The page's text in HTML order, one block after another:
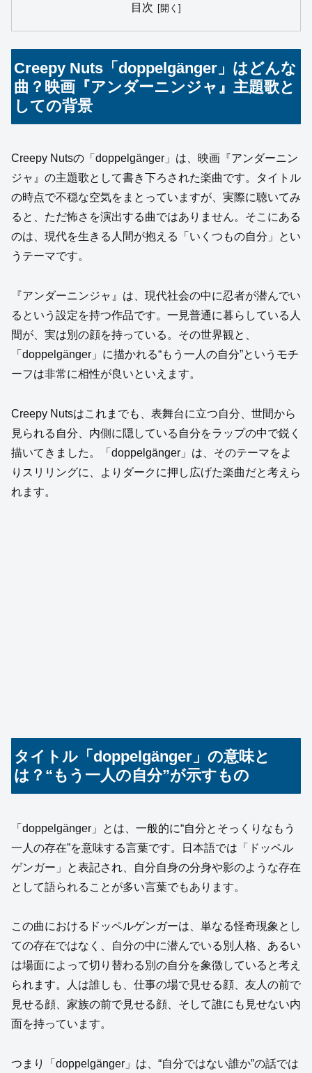
目次
Creepy Nuts「doppelgänger」はどんな
曲？映画『アンダーニンジャ』主題歌と
しての背景
Creepy Nutsの「doppelgänger」は、映画『アンダーニン
ジャ』の主題歌として書き下ろされた楽曲です。タイトル
の時点で不穏な空気をまとっていますが、実際に聴いてみ
ると、ただ怖さを演出する曲ではありません。そこにある
のは、現代を生きる人間が抱える「いくつもの自分」とい
うテーマです。
『アンダーニンジャ』は、現代社会の中に忍者が潜んでい
るという設定を持つ作品です。一見普通に暮らしている人
間が、実は別の顔を持っている。その世界観と、
「doppelgänger」に描かれる“もう一人の自分”というモチ
ーフは非常に相性が良いといえます。
Creepy Nutsはこれまでも、表舞台に立つ自分、世間から
見られる自分、内側に隠している自分をラップの中で鋭く
描いてきました。「doppelgänger」は、そのテーマをよ
りスリリングに、よりダークに押し広げた楽曲だと考えら
れます。
タイトル「doppelgänger」の意味と
は？“もう一人の自分”が示すもの
「doppelgänger」とは、一般的に“自分とそっくりなもう
一人の存在”を意味する言葉です。日本語では「ドッペル
ゲンガー」と表記され、自分自身の分身や影のような存在
として語られることが多い言葉でもあります。
この曲におけるドッペルゲンガーは、単なる怪奇現象とし
ての存在ではなく、自分の中に潜んでいる別人格、あるい
は場面によって切り替わる別の自分を象徴していると考え
られます。人は誰しも、仕事の場で見せる顔、友人の前で
見せる顔、家族の前で見せる顔、そして誰にも見せない内
面を持っています。
つまり「doppelgänger」は、“自分ではない誰か”の話では